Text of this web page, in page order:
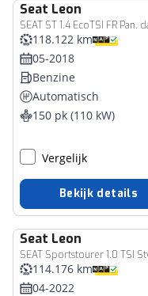
Seat Leon
SEAT ST 1.4 EcoTSI FR
118.122 km
05-2018
Benzine
Automatisch
150 pk (110 kW)
Vergelijk
Bekijk details
Seat Leon
SEAT Sportstourer 1.0 TSI
114.176 km
04-2022